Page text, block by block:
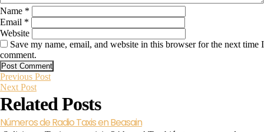
Name *
Email *
Website
Save my name, email, and website in this browser for the next time I
comment.
Post
navigation
Previous PostPrevious
Next PostNext
Related Posts
Números de Radio Taxis en Beasain